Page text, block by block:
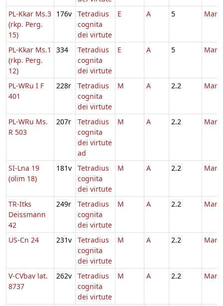
PL-Kkar Ms.3
(rkp. Perg.
15)
176v
Tetradius
cognita
dei virtute
E A 5
PL-Kkar Ms.1
(rkp. Perg.
12)
334
Tetradius
cognita
dei virtute
E A 5
PL-WRu I F
401
228r
Tetradius
cognita
dei virtute
M A 2.2
PL-WRu Ms.
R 503
207r
Tetradius
cognita
dei virtute
ad
M A 2.2
SI-Lna 19
(olim 18)
181v
Tetradius
cognita
dei virtute
M A 2.2
TR-Itks
Deissmann
42
249r
Tetradius
cognita
dei virtute
M A 2.2
US-Cn 24 231v
Tetradius
cognita
dei virtute
M A 2.2
V-CVbav lat.
8737
262v
Tetradius
cognita
dei virtute
M A 2.2